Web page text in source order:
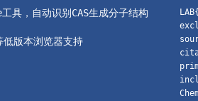
具，自动识别CAS生成分子结构
版本浏览器支持